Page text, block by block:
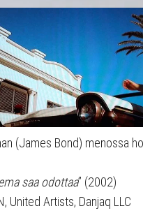
(James Bond) menossa
saa odottaa” (2002)
United Artists, Danjaq LLC